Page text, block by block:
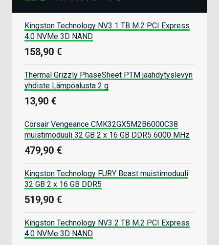
Kingston Technology NV3 1 TB M.2 PCI Express
4.0 NVMe 3D NAND
158,90 €
Thermal Grizzly PhaseSheet PTM jäähdytyslevyn
yhdiste Lämpöalusta 2 g
13,90 €
Corsair Vengeance CMK32GX5M2B6000C38
muistimoduuli 32 GB 2 x 16 GB DDR5 6000 MHz
479,90 €
Kingston Technology FURY Beast muistimoduuli
32 GB 2 x 16 GB DDR5
519,90 €
Kingston Technology NV3 2 TB M.2 PCI Express
4.0 NVMe 3D NAND